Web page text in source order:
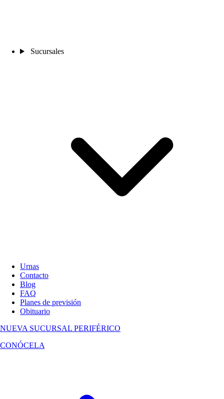
Sucursales
Urnas
Contacto
Blog
FAQ
Planes de previsión
Obituario
NUEVA SUCURSAL PERIFÉRICO
CONÓCELA